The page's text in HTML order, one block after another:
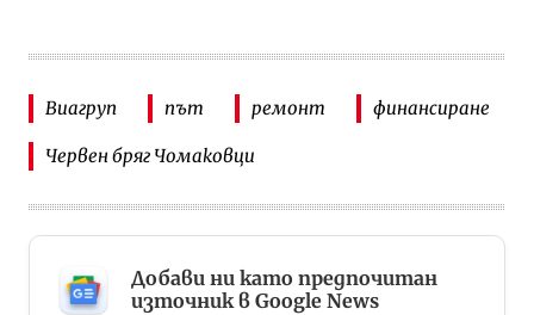
Виагруп път ремонт финансиране
Червен бряг Чомаковци
Добави ни като предпочитан
източник в Google News